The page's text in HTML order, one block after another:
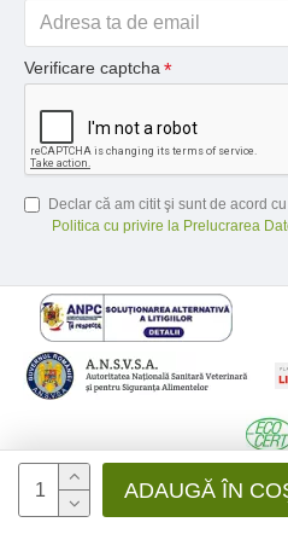
ADAUGĂ ÎN
Verificare captcha
Declar că am citit şi sunt de acord cu
Politica cu privire la Prelucrarea
© 2026 Medfusion SRL, CIF:
Toate drepturile rezervate - by